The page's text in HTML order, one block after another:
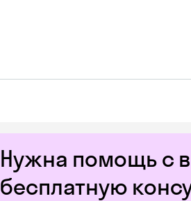
Нужна помощь с
бесплатную